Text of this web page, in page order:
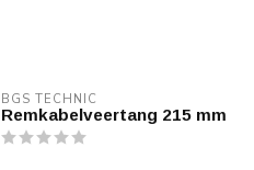
BGS TECHNIC
Remkabelveertang 215 mm